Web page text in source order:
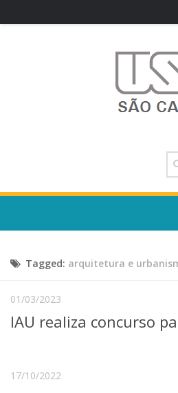
Escola, Institutos e Órgãos
Núcleos e Comissões
Telefones e Mapas
Graduação
Tagged: arquitetura e
01/03/2023
IAU realiza concurso
17/10/2022